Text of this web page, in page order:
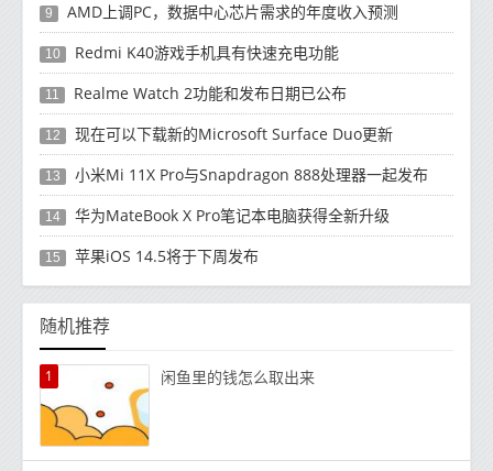
9 AMD上调PC，数据中心芯片需求的年度收入预测
10 Redmi K40游戏手机具有快速充电功能
11 Realme Watch 2功能和发布日期已公布
12 现在可以下载新的Microsoft Surface Duo更新
13 小米Mi 11X Pro与Snapdragon 888处理器一起发布
14 华为MateBook X Pro笔记本电脑获得全新升级
15 苹果iOS 14.5将于下周发布
随机推荐
1 闲鱼里的钱怎么取出来